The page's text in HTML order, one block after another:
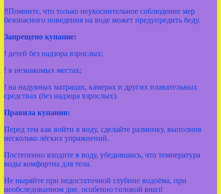
‼Помните, что только неукоснительное соблюдение мер
безопасного поведения на воде может предупредить беду.
Запрещено купание:
! детей без надзора взрослых;
! в незнакомых местах;
! на надувных матрацах, камерах и других плавательных
средствах (без надзора взрослых).
Правила купания:
Перед тем как войти в воду, сделайте разминку, выполнив
несколько лёгких упражнений.
Постепенно входите в воду, убедившись, что температура
воды комфортна для тела.
Не ныряйте при недостаточной глубине водоёма, при
необследованном дне, особенно головой вниз!